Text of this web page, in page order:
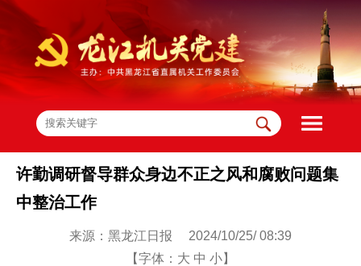
许勤调研督导群众身边不正之风和腐败问题集
中整治工作
来源：黑龙江日报 2024/10/25/ 08:39
【字体： 大 中 小】